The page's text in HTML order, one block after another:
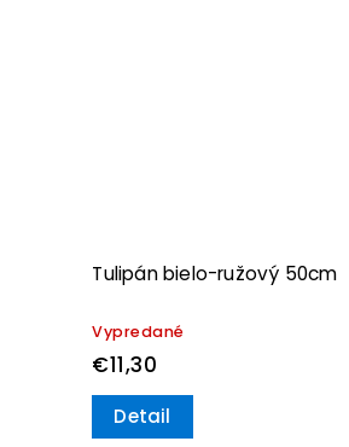
Tulipán bielo-ružový 50cm
Vypredané
€11,30
Detail